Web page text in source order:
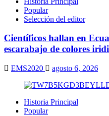
Popular
Selección del editor
Científicos hallan en
escarabajo de colores
EMS2020 agosto 6, 2026
Historia Principal
Popular